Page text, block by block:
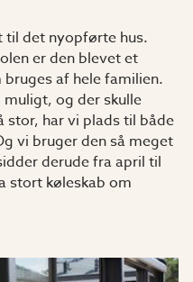
til det nyopførte hus.
er den blevet et
af hele familien.
og der skulle
har vi plads til både
vi bruger den så meget
derude fra april til
stort køleskab om